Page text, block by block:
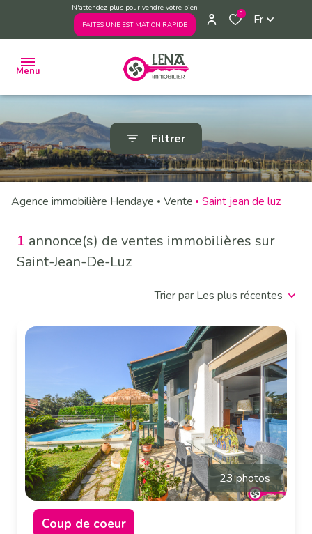
N'attendez plus pour vendre votre bien
FAITES UNE ESTIMATION RAPIDE
0 Fr
Menu
ACHETER
VENDRE
ESTIMER
VENDUS
L'AGENCE
Filtrer
Agence immobilière Hendaye Vente Saint jean de luz
1 annonce(s) de ventes immobilières sur
Saint-Jean-De-Luz
Trier par Les plus récentes
23 photos
Coup de coeur